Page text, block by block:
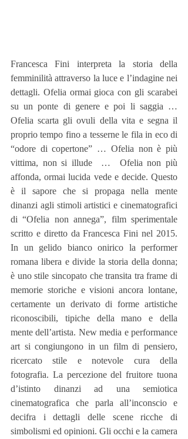
Francesca Fini interpreta la storia della
femminilità attraverso la luce e l’indagine nei
dettagli. Ofelia ormai gioca con gli scarabei
su un ponte di genere e poi li saggia …
Ofelia scarta gli ovuli della vita e segna il
proprio tempo fino a tesserne le fila in eco di
“odore di copertone” … Ofelia non è più
vittima, non si illude  …  Ofelia non più
affonda, ormai lucida vede e decide. Questo
è il sapore che si propaga nella mente
dinanzi agli stimoli artistici e cinematografici
di “Ofelia non annega”, film sperimentale
scritto e diretto da Francesca Fini nel 2015.
In un gelido bianco onirico la performer
romana libera e divide la storia della donna;
è uno stile sincopato che transita tra frame di
memorie storiche e visioni ancora lontane,
certamente un derivato di forme artistiche
riconoscibili, tipiche della mano e della
mente dell’artista. New media e performance
art si congiungono in un film di pensiero,
ricercato stile e notevole cura della
fotografia. La percezione del fruitore tuona
d’istinto dinanzi ad una semiotica
cinematografica che parla all’inconscio e
decifra i dettagli delle scene ricche di
simbolismi ed opinioni. Gli occhi e la camera